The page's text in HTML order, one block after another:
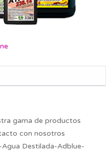
gama de productos
con nosotros
Destilada-Adblue-